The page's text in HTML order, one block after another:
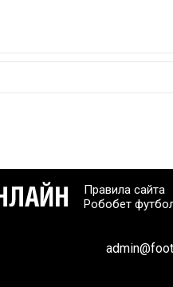
Правила сайта
Робобет